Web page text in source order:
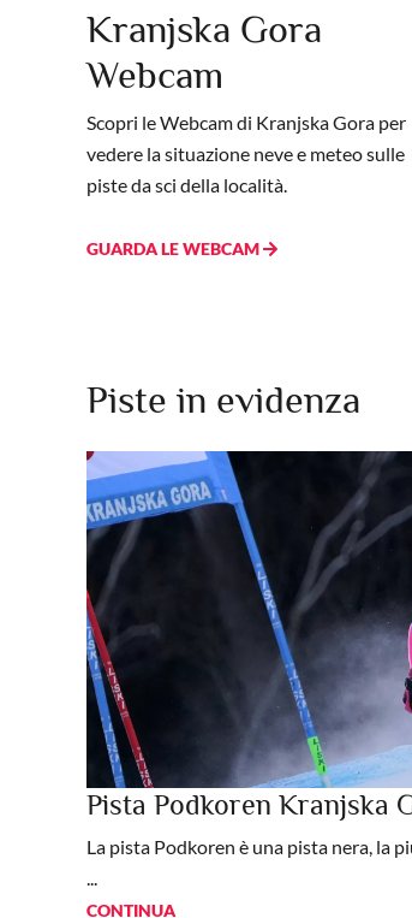
Kranjska Gora
Webcam
Scopri le Webcam di Kranjska Gora per
vedere la situazione neve e meteo sulle
piste da sci della località.
GUARDA LE WEBCAM
Piste in evidenza
Pista Podkoren Kranjska
La pista Podkoren è una pista nera, la
CONTINUA